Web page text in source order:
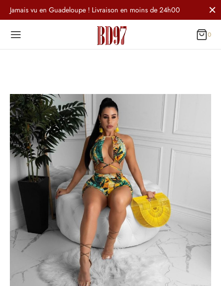
Jamais vu en Guadeloupe ! Livraison en moins de 24h00
0
Panier
Mise à jour…